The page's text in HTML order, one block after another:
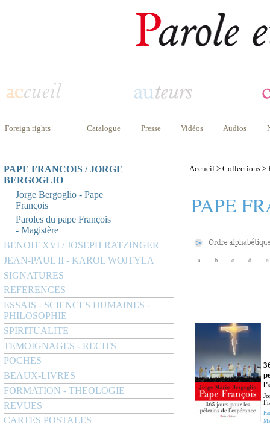
Foreign rights Catalogue Presse Vidéos Audios
PAPE FRANCOIS / JORGE
BERGOGLIO
Jorge Bergoglio - Pape
François
Paroles du pape François
- Magistère
BENOIT XVI / JOSEPH RATZINGER
JEAN-PAUL II - KAROL WOJTYLA
SIGNATURES
REFERENCES
ESSAIS - SCIENCES HUMAINES -
PHILOSOPHIE
SPIRITUALITE
TEMOIGNAGES - RECITS
POCHES
BEAUX-LIVRES
FORMATION - THEOLOGIE
REVUES
CARTES POSTALES
Accueil > Collections >
PAPE
a b c d e